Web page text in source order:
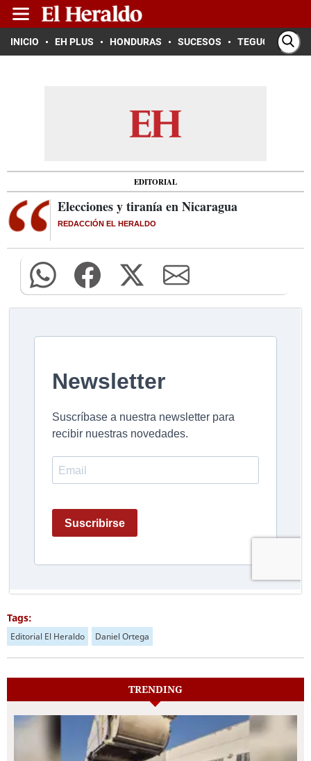
INICIO EH PLUS HONDURAS SUCESOS TEGUCIGALPA
EDITORIAL
Elecciones y tiranía en Nicaragua
REDACCIÓN EL HERALDO
Tags:
Editorial El Heraldo Daniel Ortega
TRENDING